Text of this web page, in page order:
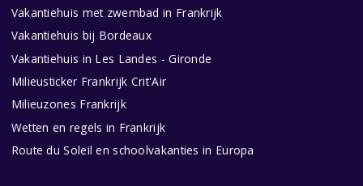
Vakantiehuis met zwembad in Frankrijk
Vakantiehuis bij Bordeaux
Vakantiehuis in Les Landes - Gironde
Milieusticker Frankrijk Crit'Air
Milieuzones Frankrijk
Wetten en regels in Frankrijk
Route du Soleil en schoolvakanties in Europa